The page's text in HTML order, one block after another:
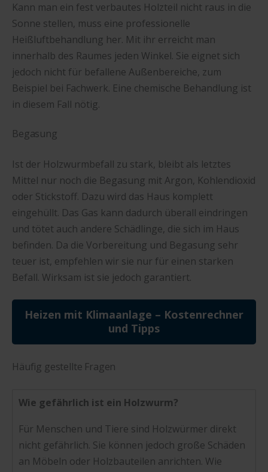
Kann man ein fest verbautes Holzteil nicht raus in die
Sonne stellen, muss eine professionelle
Heißluftbehandlung her. Mit ihr erreicht man
innerhalb des Raumes jeden Winkel. Sie eignet sich
jedoch nicht für befallene Außenbereiche, zum
Beispiel bei Fachwerk. Eine chemische Behandlung ist
in diesem Fall nötig.
Begasung
Ist der Holzwurmbefall zu stark, bleibt als letztes
Mittel nur noch die Begasung mit Argon, Kohlendioxid
oder Stickstoff. Dazu wird das Haus komplett
eingehüllt. Das Gas kann dadurch überall eindringen
und tötet auch andere Schädlinge, die sich im Haus
befinden. Da die Vorbereitung und Begasung sehr
teuer ist, empfehlen wir sie nur für einen starken
Befall. Wirksam ist sie jedoch garantiert.
Heizen mit Klimaanlage – Kostenrechner
und Tipps
Häufig gestellte Fragen
Wie gefährlich ist ein Holzwurm?
Für Menschen und Tiere sind Holzwürmer direkt
nicht gefährlich. Sie können jedoch große Schäden
an Möbeln oder Holzbauteilen anrichten. Wie